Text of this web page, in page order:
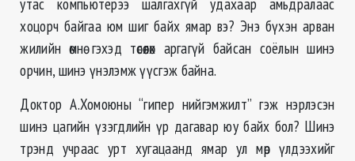
хоцорч байгаа юм шиг байх ямар вэ? Энэ бүхэн арван
жилийн өмнө гэхэд төсөөлөх аргагүй байсан соёлын шинэ
орчин, шинэ үнэлэмж үүсгэж байна.
Доктор А.Хомоюны “гипер нийгэмжилт” гэж нэрлэсэн
шинэ цагийн үзэгдлийн үр дагавар юу байх бол? Шинэ
трэнд учраас урт хугацаанд ямар ул мөр үлдээхийг